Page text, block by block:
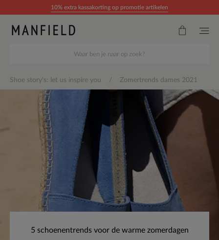
Doorgaan naar artikel10% extra kassakorting op promotie artikelen
Shoe story's: let us inspire you Zomertrends dames 2021
5 schoenentrends voor de warme zomerdagen